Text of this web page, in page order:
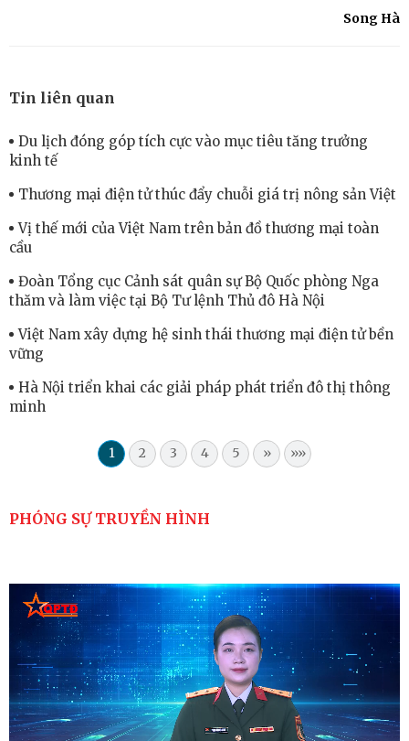
Song Hà
Tin liên quan
Du lịch đóng góp tích cực vào mục tiêu tăng trưởng
kinh tế
Thương mại điện tử thúc đẩy chuỗi giá trị nông sản Việt
Vị thế mới của Việt Nam trên bản đồ thương mại toàn
cầu
Đoàn Tổng cục Cảnh sát quân sự Bộ Quốc phòng Nga
thăm và làm việc tại Bộ Tư lệnh Thủ đô Hà Nội
Việt Nam xây dựng hệ sinh thái thương mại điện tử bền
vững
Hà Nội triển khai các giải pháp phát triển đô thị thông
minh
1 2 3 4 5 » »»
PHÓNG SỰ TRUYỀN HÌNH